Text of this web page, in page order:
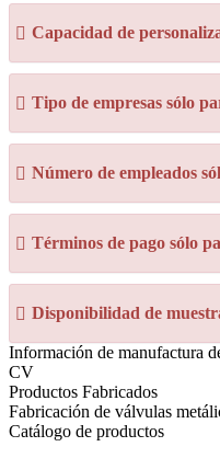
Capacidad de
Tipo de empresas sólo
Número de empleados
Términos de pago sólo
Disponibilidad de
Información de manufactura
CV
Productos Fabricados
Fabricación de válvulas
Catálogo de productos